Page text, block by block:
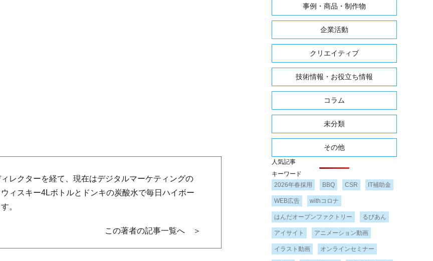
レクターを経て、現在はデジタルマーケティングの
ィスキー4Lボトルとドンキの炭酸水で毎日ハイボー
。
この著者の記事一覧へ ＞
事例・商品・制作物
企業活動
クリエイティブ
技術情報・お役立ち情報
コラム
未分類
その他
人気記事
キーワード
2026年春採用
BBQ CSR IT補助金
WEB広告 withコロナ
はんだオープンファクトリー るびあん
アイサイト アニメーション動画
イラスト動画 オンラインセミナー